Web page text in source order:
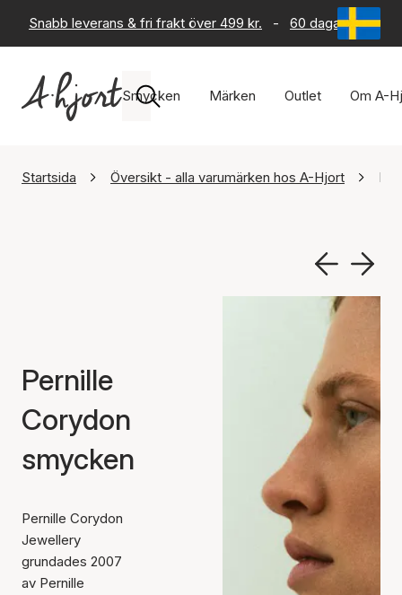
Snabb leverans & fri frakt över 499 kr. - 60 dagars
Smycken Märken Outlet Om A-
Startsida Översikt - alla varumärken hos A-Hjort
Pernille
Corydon
smycken
Pernille Corydon
Jewellery
grundades 2007
av Pernille